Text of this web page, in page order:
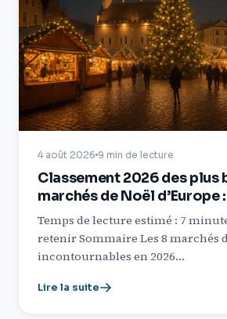
4 août 2026 9 min de lecture
Classement 2026 des plus
marchés de Noël d’Europe
Temps de lecture estimé : 7
retenir Sommaire Les 8 marchés
incontournables en 2026…
Lire la suite